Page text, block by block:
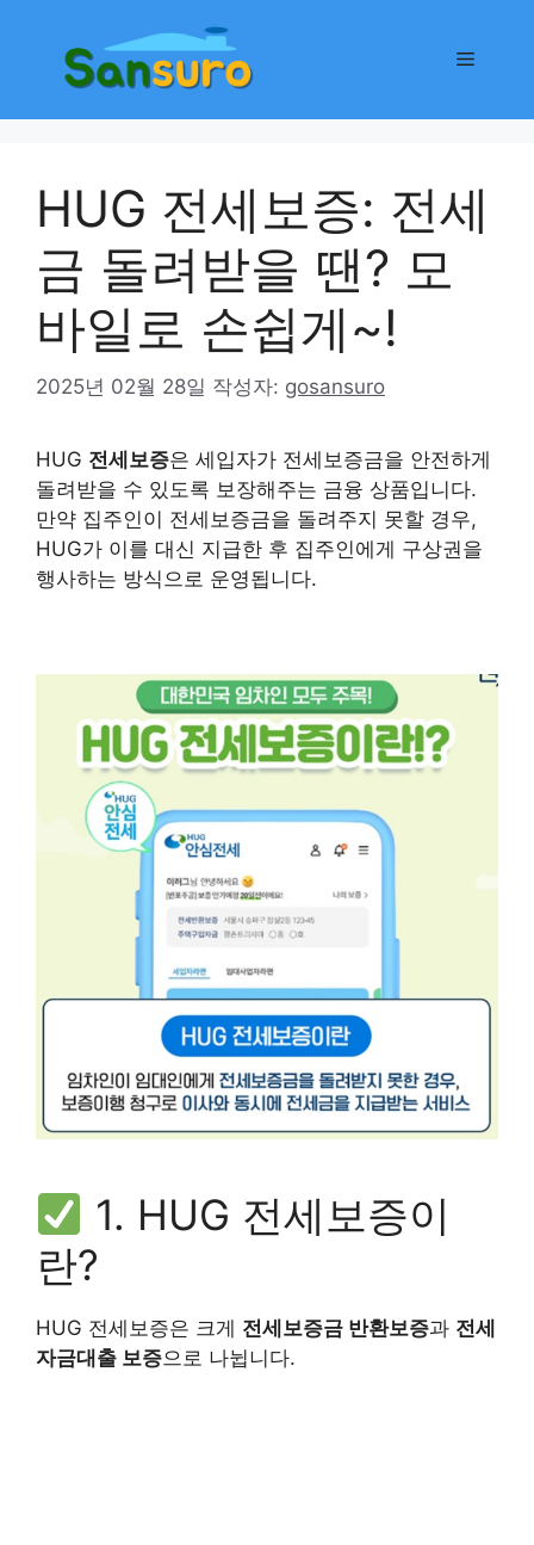
메
HUG 전세보증: 전세
금 돌려받을 땐? 모
바일로 손쉽게~!
2025년 02월 28일 작성자: gosansuro
HUG 전세보증은 세입자가 전세보증금을 안전하게
돌려받을 수 있도록 보장해주는 금융 상품입니다.
만약 집주인이 전세보증금을 돌려주지 못할 경우,
HUG가 이를 대신 지급한 후 집주인에게 구상권을
행사하는 방식으로 운영됩니다.
1. HUG 전세보증이
란?
HUG 전세보증은 크게 전세보증금 반환보증과 전세
자금대출 보증으로 나뉩니다.